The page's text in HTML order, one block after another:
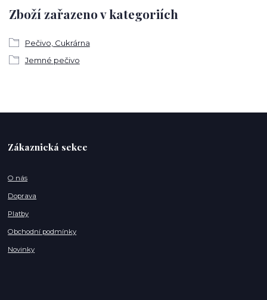
Zboží zařazeno v kategoriích
Pečivo, Cukrárna
Jemné pečivo
Zákaznická sekce
O nás
Doprava
Platby
Obchodní podmínky
Novinky